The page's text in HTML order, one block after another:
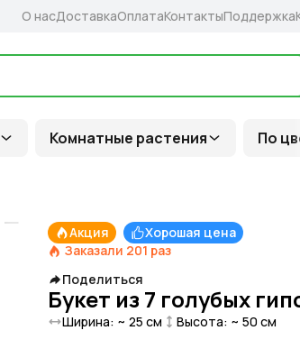
Комнатные растения По
О насДоставкаОплатаКонтактыПоддержка
Акция
Хорошая цена
Заказали 201 раз
Поделиться
Букет из 7 голубых
Ширина: ~ 25 см Высота: ~ 50 см